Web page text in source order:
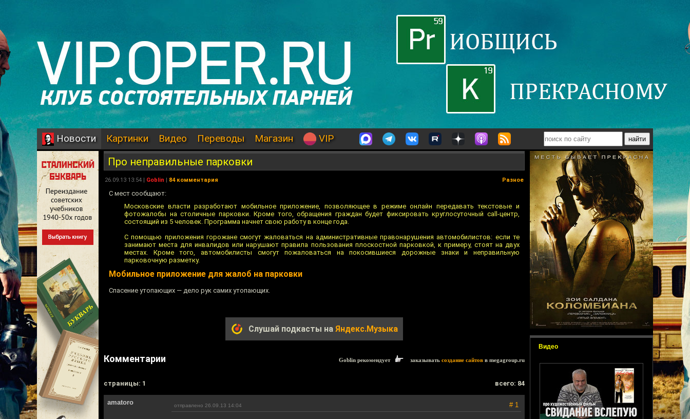
Новости Картинки Видео Переводы Магазин VIP
Видео
Про неправильные парковки
26.09.13 13:54 | Goblin | 84 комментария Разное
С мест сообщают:
Московские власти разработают мобильное приложение, позволяющее в режиме онлайн передавать текстовые и
фотожалобы на столичные парковки. Кроме того, обращения граждан будет фиксировать круглосуточный call-центр,
состоящий из 5 человек. Программа начнет свою работу в конце года.
С помощью приложения горожане смогут жаловаться на административные правонарушения автомобилистов: если те
занимают места для инвалидов или нарушают правила пользования плоскостной парковкой, к примеру, стоят на двух
местах. Кроме того, автомобилисты смогут пожаловаться на покосившиеся дорожные знаки и неправильную
парковочную разметку.
Мобильное приложение для жалоб на парковки
Спасение утопающих — дело рук самих утопающих.
Слушай подкасты на Яндекс.Музыка
Комментарии Goblin рекомендует заказывать создание сайтов в megagroup.ru
cтраницы: 1 всего: 84
amatoro отправлено 26.09.13 14:04 # 1